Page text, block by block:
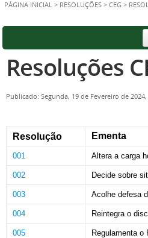
PÁGINA INICIAL > RESOLUÇÕES > CEG >
Resoluções
Publicado: Segunda, 19 de Fevereiro de
Resolução Ementa
001 Altera a carga
002 Decide sobre
003 Acolhe defesa
004 Reintegra o
005
Regulamenta